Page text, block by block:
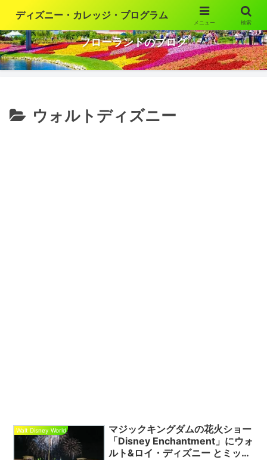
ウォルト・ディズニー・ワールドの魅力を語ります
フローランドのブログ
ウォルトディズニー
Walt Disney World
マジックキングダムの花火ショー
「Disney Enchantment」にウォ
ルト&ロイ・ディズニー とミッキ
ディズニー・カレッジ・プログラム
メニュー 検索